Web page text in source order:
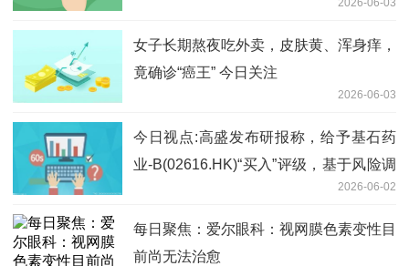
2026-06-03
女子长期熬夜吃外卖，皮肤黄、浑身痒，
竟确诊“癌王” 今日关注
2026-06-03
今日视点:高盛发布研报称，给予基石药
业-B(02616.HK)“买入”评级，基于风险调
整后DCF的12个月目标价为 9.44港元
2026-06-02
每日聚焦：爱尔眼科：视网膜色素变性目
前尚无法治愈